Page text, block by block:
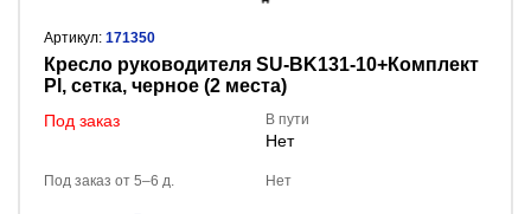
Артикул: 171350
Кресло руководителя SU-BK131-10+Комплект
Pl, сетка, черное (2 места)
Под заказ В пути
Нет
Под заказ от 5–6 д. Нет